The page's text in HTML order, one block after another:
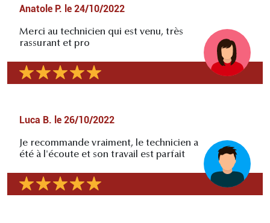
Anatole P. le 24/10/2022
Merci au technicien qui est venu, très
rassurant et pro
Luca B. le 26/10/2022
Je recommande vraiment, le technicien a
été à l'écoute et son travail est parfait